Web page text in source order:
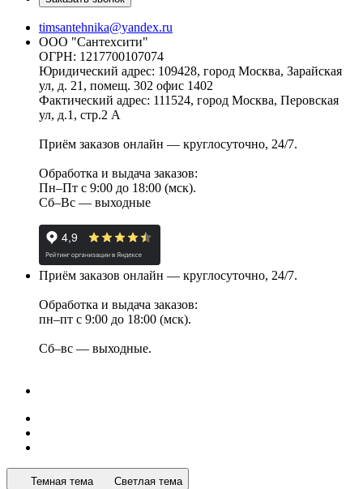
timsantehnika@yandex.ru
ООО "Сантехсити"
ОГРН: 1217700107074
Юридический адрес: 109428, город Москва, Зарайская
ул, д. 21, помещ. 302 офис 1402
Фактический адрес: 111524, город Москва, Перовская
ул, д.1, стр.2 А
Приём заказов онлайн — круглосуточно, 24/7.
Обработка и выдача заказов:
Пн–Пт с 9:00 до 18:00 (мск).
Сб–Вс — выходные
Приём заказов онлайн — круглосуточно, 24/7.
Обработка и выдача заказов:
пн–пт с 9:00 до 18:00 (мск).
Сб–вс — выходные.
Темная тема Светлая тема